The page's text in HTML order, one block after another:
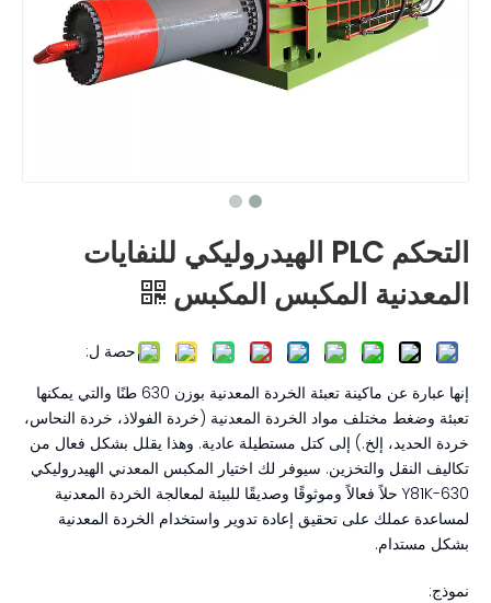
التحكم PLC الهيدروليكي للنفايات
المعدنية المكبس المكبس
حصة ل:
إنها عبارة عن ماكينة تعبئة الخردة المعدنية بوزن 630 طنًا والتي يمكنها
تعبئة وضغط مختلف مواد الخردة المعدنية (خردة الفولاذ، خردة النحاس،
خردة الحديد، إلخ.) إلى كتل مستطيلة عادية. وهذا يقلل بشكل فعال من
تكاليف النقل والتخزين. سيوفر لك اختيار المكبس المعدني الهيدروليكي
Y81K-630 حلاً فعالاً وموثوقًا وصديقًا للبيئة لمعالجة الخردة المعدنية
لمساعدة عملك على تحقيق إعادة تدوير واستخدام الخردة المعدنية
بشكل مستدام.
نموذج: